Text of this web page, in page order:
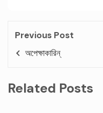
Previous Post
অপেক্ষাকারিন্
Related Posts